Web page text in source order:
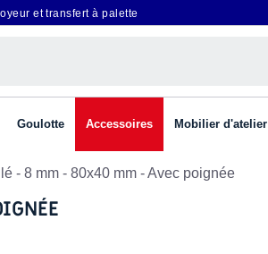
et transfert à palette
Goulotte Accessoires Mobilier d'atelier
- 8 mm - 80x40 mm - Avec poignée